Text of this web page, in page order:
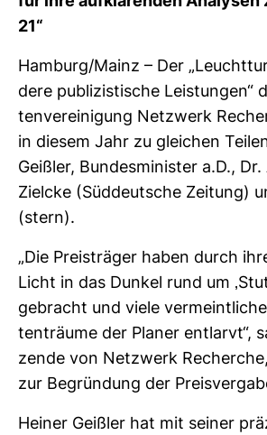
21“
Ham­burg/Mainz – Der
dere publi­zis­ti­sche Leis­tungen“
ten­ver­ei­ni­gung Netz­werk
in diesem Jahr zu glei­chen
Geißler, Bun­des­mi­nister a.D., Dr.
Zielcke (Süd­deut­sche Zei­tung)
(stern).
„Die Preis­träger haben durch
Licht in das Dunkel rund um
gebracht und viele
ten­träume der Planer ent­larvt“,
zende von Netz­werk
zur Begrün­dung der
Heiner Geißler hat mit seiner